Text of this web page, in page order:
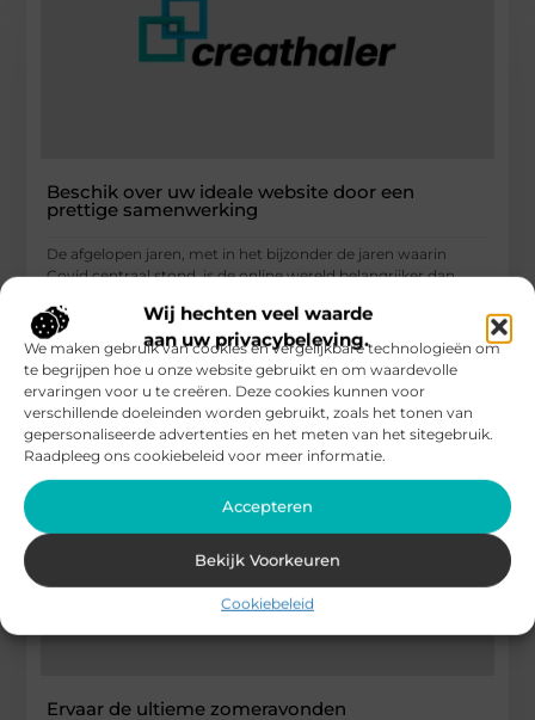
Wij hechten veel waarde
aan uw privacybeleving.
We maken gebruik van cookies en vergelijkbare technologieën om
te begrijpen hoe u onze website gebruikt en om waardevolle
ervaringen voor u te creëren. Deze cookies kunnen voor
verschillende doeleinden worden gebruikt, zoals het tonen van
gepersonaliseerde advertenties en het meten van het sitegebruik.
Raadpleeg ons cookiebeleid voor meer informatie.
Accepteren
Bekijk Voorkeuren
Cookiebeleid
Beschik over uw ideale website door een
prettige samenwerking
De afgelopen jaren, met in het bijzonder de jaren waarin
Covid centraal stond, is de online wereld belangrijker dan
...
Health / Alternative
Ervaar de ultieme zomeravonden